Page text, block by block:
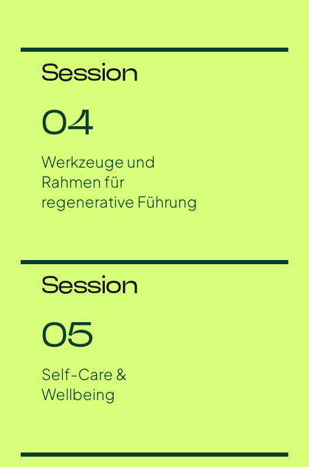
Session
04
Werkzeuge und
Rahmen für
regenerative Führung
Session
05
Self-Care &
Wellbeing